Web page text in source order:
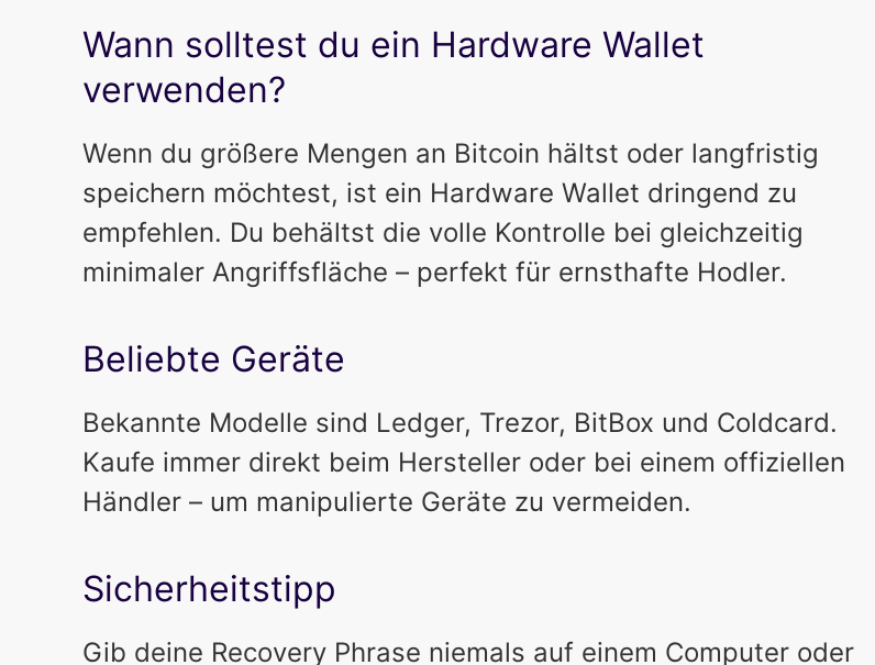
Wann solltest du ein Hardware Wallet
verwenden?
Wenn du größere Mengen an Bitcoin hältst oder langfristig
speichern möchtest, ist ein Hardware Wallet dringend zu
empfehlen. Du behältst die volle Kontrolle bei gleichzeitig
minimaler Angriffsfläche – perfekt für ernsthafte Hodler.
Beliebte Geräte
Bekannte Modelle sind Ledger, Trezor, BitBox und Coldcard.
Kaufe immer direkt beim Hersteller oder bei einem offiziellen
Händler – um manipulierte Geräte zu vermeiden.
Sicherheitstipp
Gib deine Recovery Phrase niemals auf einem Computer oder